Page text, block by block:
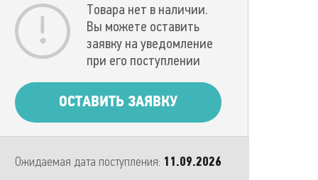
Товара нет в наличии.
Вы можете оставить
заявку на уведомление
при его поступлении
ОСТАВИТЬ ЗАЯВКУ
Ожидаемая дата поступления: 11.09.2026